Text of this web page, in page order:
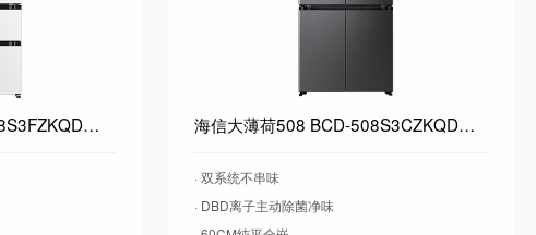
海信大薄荷508 BCD-508S3FZKQD白色超薄零嵌入式法式冰箱四开门一级能效风冷无霜世界杯定制冰箱 海信大薄荷508 BCD-508S3CZKQD灰色超薄零嵌入式冰箱四开门十字一级能效风冷无霜世界杯定制冰箱
· 双系统不串味
· DBD离子主动除菌净味